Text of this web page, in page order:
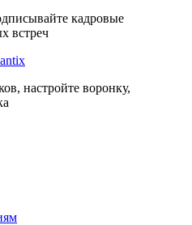
кадровые
встреч
настройте воронку,